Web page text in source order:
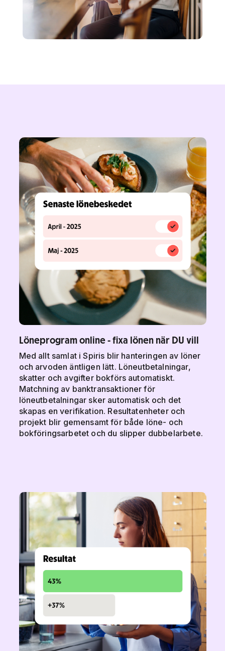
Löneprogram online - fixa lönen när DU vill
Med allt samlat i Spiris blir hanteringen av löner
och arvoden äntligen lätt. Löneutbetalningar,
skatter och avgifter bokförs automatiskt.
Matchning av banktransaktioner för
löneutbetalningar sker automatisk och det
skapas en verifikation. Resultatenheter och
projekt blir gemensamt för både löne- och
bokföringsarbetet och du slipper dubbelarbete.